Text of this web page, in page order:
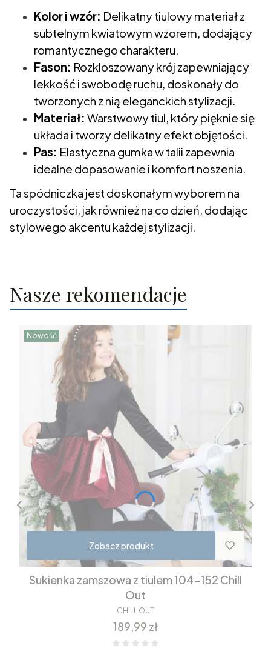
Kolor i wzór: Delikatny tiulowy materiał z
subtelnym kwiatowym wzorem, dodający
romantycznego charakteru.
Fason: Rozkloszowany krój zapewniający
lekkość i swobodę ruchu, doskonały do
tworzonych z nią eleganckich stylizacji.
Materiał: Warstwowy tiul, który pięknie się
układa i tworzy delikatny efekt objętości.
Pas: Elastyczna gumka w talii zapewnia
idealne dopasowanie i komfort noszenia.
Ta spódniczka jest doskonałym wyborem na
uroczystości, jak również na co dzień, dodając
stylowego akcentu każdej stylizacji.
Nasze rekomendacje
Nowość
Zobacz produkt
Sukienka zamszowa z tiulem 104-152 Chill
Out
CHILL OUT
Cena
189,99 zł